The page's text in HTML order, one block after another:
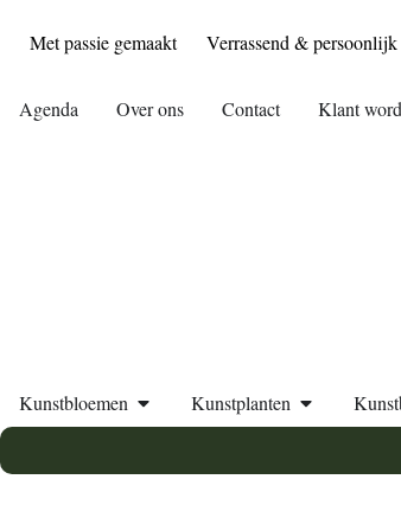
Met passie gemaakt Verrassend & persoonlijk
Agenda Over ons Contact Klant
Kunstbloemen Kunstplanten